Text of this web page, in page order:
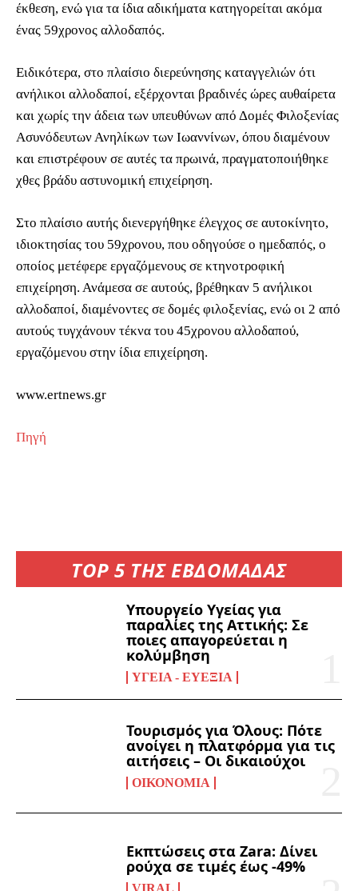
TOP 5 ΤΗΣ ΕΒΔΟΜΑΔΑΣ
Υπουργείο Υγείας για
παραλίες της Αττικής: Σε
ποιες απαγορεύεται η
κολύμβηση
ΥΓΕΊΑ - ΕΥΕΞΊΑ
Τουρισμός για Όλους: Πότε
ανοίγει η πλατφόρμα για τις
αιτήσεις – Οι δικαιούχοι
ΟΙΚΟΝΟΜΊΑ
Εκπτώσεις στα Zara: Δίνει
ρούχα σε τιμές έως -49%
VIRAL
έκθεση, ενώ για τα ίδια αδικήματα κατηγορείται ακόμα
ένας 59χρονος αλλοδαπός.
Ειδικότερα, στο πλαίσιο διερεύνησης καταγγελιών ότι
ανήλικοι αλλοδαποί, εξέρχονται βραδινές ώρες αυθαίρετα
και χωρίς την άδεια των υπευθύνων από Δομές Φιλοξενίας
Ασυνόδευτων Ανηλίκων των Ιωαννίνων, όπου διαμένουν
και επιστρέφουν σε αυτές τα πρωινά, πραγματοποιήθηκε
χθες βράδυ αστυνομική επιχείρηση.
Στο πλαίσιο αυτής διενεργήθηκε έλεγχος σε αυτοκίνητο,
ιδιοκτησίας του 59χρονου, που οδηγούσε ο ημεδαπός, ο
οποίος μετέφερε εργαζόμενους σε κτηνοτροφική
επιχείρηση. Ανάμεσα σε αυτούς, βρέθηκαν 5 ανήλικοι
αλλοδαποί, διαμένοντες σε δομές φιλοξενίας, ενώ οι 2 από
αυτούς τυγχάνουν τέκνα του 45χρονου αλλοδαπού,
εργαζόμενου στην ίδια επιχείρηση.
www.ertnews.gr
Πηγή